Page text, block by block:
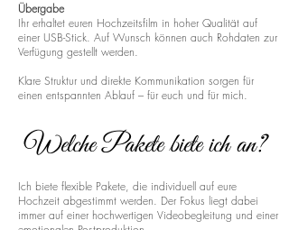
Übergabe
Ihr erhaltet euren Hochzeitsfilm in hoher Qualität auf
einer USB-Stick. Auf Wunsch können auch Rohdaten zur
Verfügung gestellt werden.
Klare Struktur und direkte Kommunikation sorgen für
einen entspannten Ablauf – für euch und für mich.
Welche Pakete biete ich an?
Ich biete flexible Pakete, die individuell auf eure
Hochzeit abgestimmt werden. Der Fokus liegt dabei
immer auf einer hochwertigen Videobegleitung und einer